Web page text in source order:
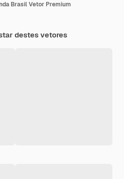
Brasil Vetor Premium
destes vetores